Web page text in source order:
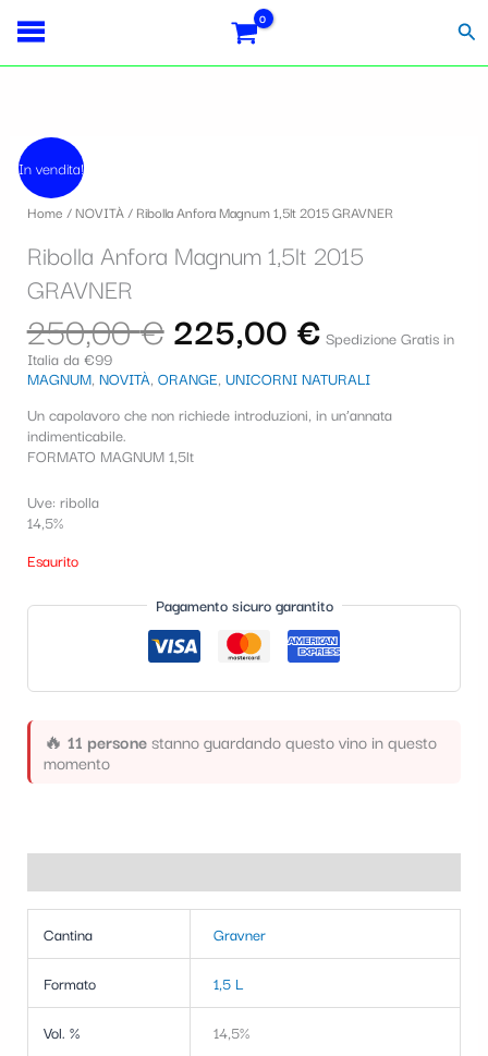
contenuto
In vendita!
Home /NOVITÀ/ Ribolla Anfora Magnum 1,5lt 2015 GRAVNER
Ribolla Anfora Magnum 1,5lt 2015
GRAVNER
250,00€
originale
era:
250,00 €.
225,00 €
attuale
è:
225,00 €.
Spedizione Gratis in
Italia da €99
MAGNUM, NOVITÀ, ORANGE, UNICORNI NATURALI
Un capolavoro che non richiede introduzioni, in un’annata
indimenticabile.
FORMATO MAGNUM 1,5lt
Uve: ribolla
14,5%
Esaurito
Pagamento sicuro garantito
🔥 11 personestanno guardando questo vino in questo
momento
Cantina Gravner
Formato 1,5 L
Vol. % 14,5%
S
z
i
o
n
a
u
n
c
a
t
g
o